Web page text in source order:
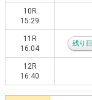
10R
15:29
11R
16:04
残り目
12R
16:40